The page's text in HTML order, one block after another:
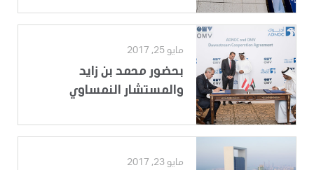
مايو 25, 2017
بحضور محمد بن زايد
والمستشار النمساوي
مايو 23, 2017